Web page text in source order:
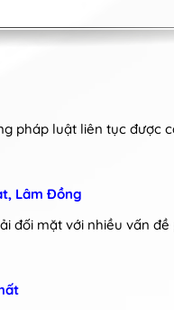
pháp luật liên tục được
Lâm Đồng
đối mặt với nhiều vấn